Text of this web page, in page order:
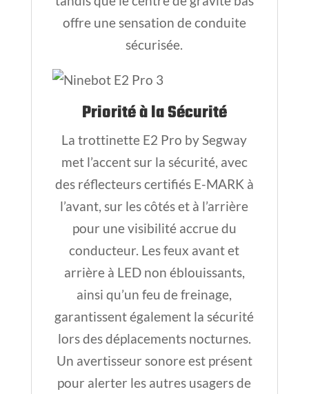
offre une sensation de conduite
sécurisée.
Priorité à la Sécurité
La trottinette E2 Pro by Segway
met l’accent sur la sécurité, avec
des réflecteurs certifiés E-MARK à
l’avant, sur les côtés et à l’arrière
pour une visibilité accrue du
conducteur. Les feux avant et
arrière à LED non éblouissants,
ainsi qu’un feu de freinage,
garantissent également la sécurité
lors des déplacements nocturnes.
Un avertisseur sonore est présent
pour alerter les autres usagers de